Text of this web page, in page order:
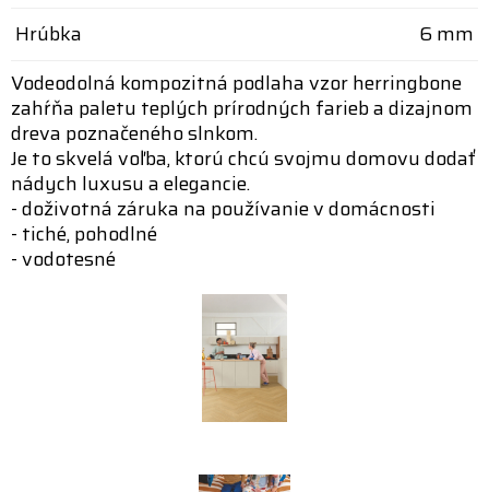
Hrúbka
6 mm
Vodeodolná kompozitná podlaha vzor herringbone
zahŕňa paletu teplých prírodných farieb a dizajnom
dreva poznačeného slnkom.
Je to skvelá voľba, ktorú chcú svojmu domovu dodať
nádych luxusu a elegancie.
- doživotná záruka na používanie v domácnosti
- tiché, pohodlné
- vodotesné